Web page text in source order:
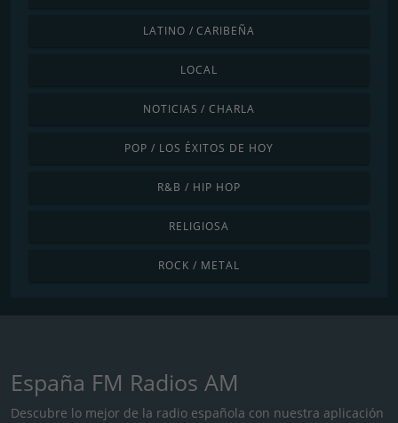
LATINO / CARIBEÑA
LOCAL
NOTICIAS / CHARLA
POP / LOS ÉXITOS DE HOY
R&B / HIP HOP
RELIGIOSA
ROCK / METAL
España FM Radios AM
Descubre lo mejor de la radio española con nuestra aplicación